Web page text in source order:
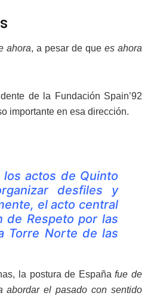
ahora, a pesar de que es ahora
de la Fundación Spain’92
importante en esa dirección.
actos de Quinto
desfiles y
el acto central
de Respeto por las
Torre Norte de las
la postura de Españafue de
abordar el pasado con sentido